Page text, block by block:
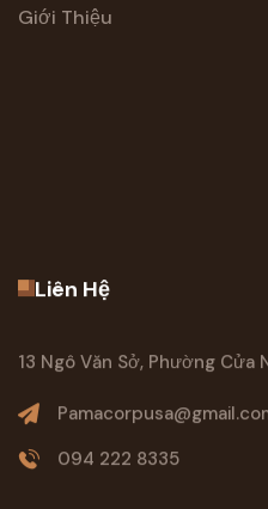
Giới Thiệu
Liên Hệ
13 Ngô Văn Sở, Phường Cửa
094 222 8335